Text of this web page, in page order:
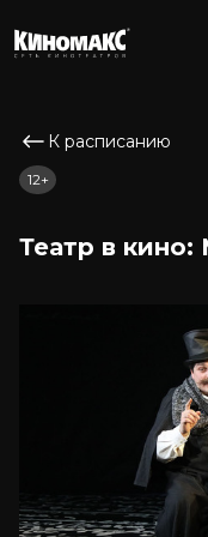
К расписанию
Театр в
12+